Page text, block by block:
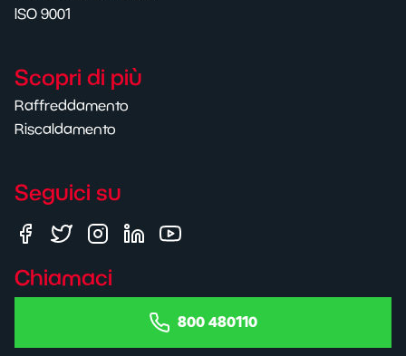
ISO 9001
Scopri di più
Raffreddamento
Riscaldamento
Seguici su
Chiamaci
800 480110